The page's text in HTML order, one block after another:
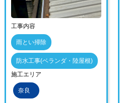
工事内容
雨とい掃除
防水工事(ベランダ・陸屋根)
施工エリア
奈良